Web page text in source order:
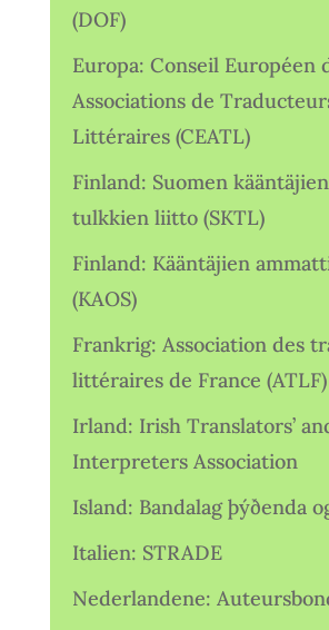
(DOF)
Europa: Conseil Européen
Associations de
Littéraires (CEATL)
Finland: Suomen
tulkkien liitto (SKTL)
Finland: Kääntäjien
(KAOS)
Frankrig: Association des
littéraires de France (ATLF)
Irland: Irish Translators’
Interpreters Association
Island: Bandalag þýðenda
Italien: STRADE
Nederlandene: